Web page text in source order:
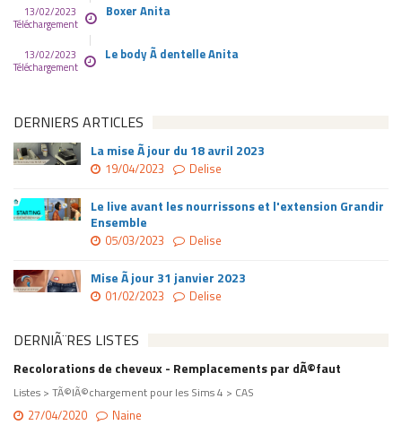
13/02/2023
Téléchargement
Boxer Anita
13/02/2023
Téléchargement
Le body Ã dentelle Anita
DERNIERS ARTICLES
La mise Ã jour du 18 avril 2023
19/04/2023 Delise
Le live avant les nourrissons et l'extension Grandir
Ensemble
05/03/2023 Delise
Mise Ã jour 31 janvier 2023
01/02/2023 Delise
DERNIÃ¨RES LISTES
Recolorations de cheveux - Remplacements par dÃ©faut
Listes > TÃ©lÃ©chargement pour les Sims 4 > CAS
27/04/2020 Naine